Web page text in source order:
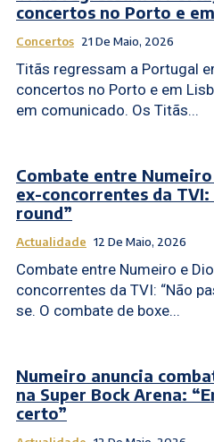
concertos no Porto e
Concertos 21 De Maio, 2026
Titãs regressam a Portugal
concertos no Porto e em
em comunicado. Os Titãs...
Combate entre
ex-concorrentes da TVI:
round”
Actualidade 12 De Maio, 2026
Combate entre Numeiro e
concorrentes da TVI: “Não
se. O combate de boxe...
Numeiro anuncia
na Super Bock Arena:
certo”